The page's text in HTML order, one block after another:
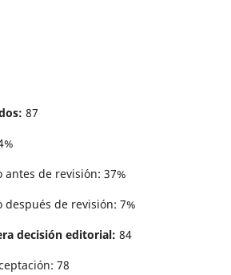
87
de revisi´on: 37%
de revisión: 7%
decisión editorial: 84
78